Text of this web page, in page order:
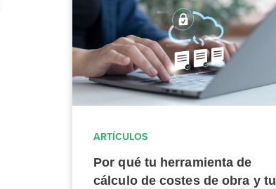
ARTÍCULOS
Por qué tu herramienta de
cálculo de costes de obra y tu